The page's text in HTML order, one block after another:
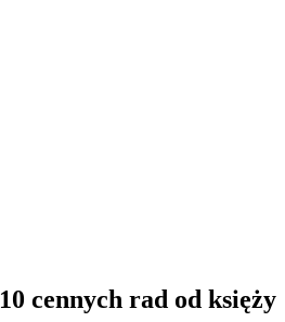
cennych rad od księży